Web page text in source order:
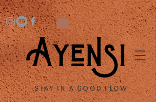
STAY IN A GOOD FLOW